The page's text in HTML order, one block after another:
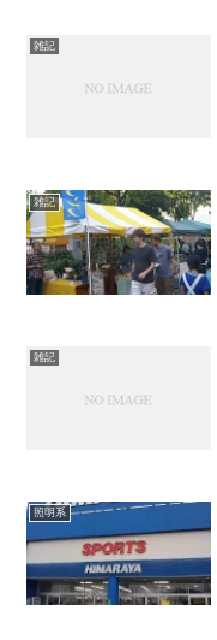
雑記
雑記
雑記
照明系